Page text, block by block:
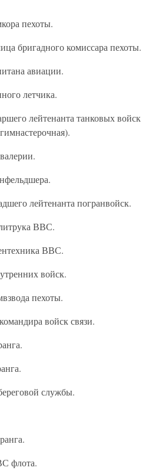
пехоты.
бригадного комиссара пехоты.
авиации.
летчика.
лейтенанта танковых войск
лейтенанта погранвойск.
ВВС.
ВВС.
войск.
пехоты.
войск связи.
службы.
флота.